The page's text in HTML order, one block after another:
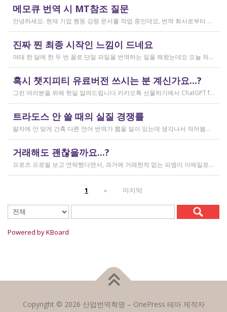
메모큐 번역 시 MT참조 질문
안녕하세요. 현재 기업 행동 강령 문서를 작업 중인데요, 번역 회사로부터 메모큐 서버에서 메모큐 파일을 받았습니다. 번역회사에서 아이디와 비밀번호를 받아서 작업을 하는데 데스크탑 메모큐가 무료 버전이어서인지 이것저것 만져보다 보니(TM(만들어서 처음 해보는 문서 얼라인 시도), 라이브독스, 텀베이스등 눌러보는 행위) 밑의 사진과 같이 번역메모리 연결도 안된다고 하고 분명 어떤 파일에도 체크가 안 되어있는데 하나의 파일로만 연결 가능하다고 해서... 데스크탑 메모큐에서는 번역이 어렵다고 판단하여 그대로 이중언어 파일을 익스포트 해서 트라도스로 번역했습니다. (얼라인먼트 기능 사용해 2023년의 공식 한글 번역을 레퍼런스로 번역) 그랬더니 (메모큐에선 단순했던 코드가 트라도스에 복잡하게 나타나더라고요 아무튼 이것들을 해결하고 QA도 돌리고 나서...) 이중언어 파일을 메모큐에서 받으려다 보니 또 Free mode issue로 지원하지 않는 기능이라고 하더라고요. 그래서... 웹 메모큐를 사용해 태초부터 번역을 진행 중인데, 자동 번역으로 MT가 뜨는 걸 딸깍딸깍하고 확정 중이었는데 뭔가 이래도 되나 하는 생각이 들어서 질문하러 왔습니다. (이렇게 뜨는 걸 딸깍 확정 딸깍 확정 반복...) 클라이언트가 가이드라인을 주진 않았고 처음 파일을 줄 때 그 회사의 텀베이스가 연결된 파일을 줘서 그거 기반으로 한글 뜻이 맞으면 맞는 가이드라인이겠거니 하고 있는데 문장 부호나 말투나 뭔가 좀 기계번역의 날것을 적용하고 있다는 생각이 들어서... 이럴 땐 어떻게 해야하는지 여쭤보고 싶어요. 제가 트라도스로 번역한 세그먼트를 메모큐 타겟 세그먼트에 복붙하면 오류가 나는데 그냥 코드를 빼고 제가 트라도스에서 번역한걸 메모큐로 손수 옮겨야 할까요..!! 오늘 새벽 내내 기술 배우라는게 다른게 아니라 이걸 잘 알아두라는 말이었구나 하면서 깨달음을 얻었습니다...
진짜 찐 최종 시작인 느낌이 드네요
여태 한 달에 한 두 번 꼴로 단일 파일을 번역하는 일을 해왔는데요 오늘 처음으로 모 회사에서 트라도스 패키지 파일로 전달하는 일을!!! 주셔서 열어봤습니다. ...너무 떨리네요 원래 타겟 세그먼트에 아무것도 없었는데, NMT나 100프로 매치로 채워져있고 그래요 맨 처음 일을 받고 돈을 받았을 때가 커리어의 시작이라고 생각했는데 몇 달 동안 그런 식으로 많으면 두 세개 정도의 일을 받다가 오늘 나름 볼륨 있는 업무를 맡게 되니까 뭔가 커리어의 [진짜_찐_시작_최종] 같고 긴장되네요 잘 해내고 싶어서 떨리고,,,,,, 잘 할 수 있을까 싶고 크아악 다들 2월에 일 잘 해내고 계신가요 여태껏 검색 기능을 사용해 눈팅만 해왔는데 산번혁 회원님들의 번역가 라이프는 어떻게 굴러가고 있는지 궁금하네요 호호호
2026.02.20
혹시 챗지피티 유료버전 쓰시는 분 계신가요...?
그런 여러분을 위해 핫딜 알려드립니다 카카오톡 선물하기에서 ChatGPT for Kakao 쳐서 들어가 보시면 한달에 200달러짜리 프로 버전을 2만9천원에 팔고 있습니다. 이벤트 성이라서 계속 판매는 안 할 것 같고 5개 구매 제한도 있긴 하지만, 어차피 3만원씩 내고 플러스 버전 쓰시고 계시다면 같은 가격에 프로 써보는 것도 나쁘지 않을 것 같아요 ㅎㅎ 저도 혹시 사기 아닌가 긴가민가했는데 진짜 프로 버전 맞더라고요.
트라도스 안 쓸 때의 실질 경쟁률
팔자에 안 맞게 간혹 다른 언어 번역가 뽑을 일이 있는데 생각나서 적어봅니다 트라도스/메모큐를 사야 하냐? 라는 질문은 설득의 대상이 아니라고 생각해서 그냥 두는 편인데요 질문 전 적극적으로 정보를 찾아보는 상태에서는 의미가 있을 것입니다 뽑히는 입장에선 잘 모르는데, 뽑는 입장에서는 트라도스/메모큐 안 쓰는 사람은 걸러버리면 정말 편합니다 주어진 업무를 못 한다는 뜻이거든요 1) 용어 1천개가 든 용어집이 있음 2) 기존에 쓰던 번역 메모리가 있음 상당히 흔한 상황인데, 트라도스/메모큐를 안 쓰고 외워서 작업이 가능한 사람은 산업스파이 쪽으로 가셔야지 여기 있으면 안 됨 저 스크린샷에도 제가 답변한 사람은 얼마 안 되는데요 챗지피티로 '트라도스 사용자/기타 요건(단가 등)' 맞는 사람만 필터로 건져서 답변하는 겁니다 아마 트라도스 안 써도 되는 운전면허증 번역같은 업무도 있을 텐데, 그런 것은 단발성이고 업데이트가 없으며 없는 자들끼리 경쟁해서 경쟁률이 아주 높을 겁니다.
거래해도 괜찮을까요...?
프로즈 프로필 보고 연락했다면서, 과거에 거래한적 없는 피엠이 이메일로 의뢰를 주셨는데요 샘테도 보지 않고 4일안에 19000단어 영한번역을 해달라는데 거래해도 괜찮을까요..? 거래한적 한번도 없는 뉴비한테 샘테도 없이 프로젝트를 던져주니 이거 사기인거 아닌가 좀 걱정이 됩니다. 급한데 사람구하기 어려워서일까요? 게다가 전 이력서상 경력도 몇줄 안되는 초보중의 초보입니다...
1 » 마지막
Powered by KBoard
Copyright © 2026 산업번역혁명 – OnePress 테마 제작자